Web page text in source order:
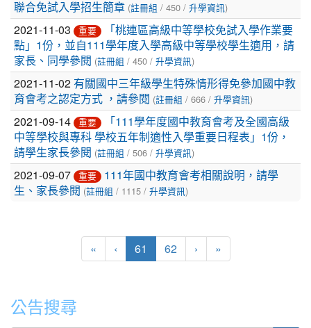
聯合免試入學招生簡章 (註冊組 / 450 / 升學資訊)
2021-11-03 重要
「桃連區高級中等學校免試入學作業要
點」1份，並自111學年度入學高級中等學校學生適用，請
家長、同學參閱 (註冊組 / 450 / 升學資訊)
2021-11-02 有關國中三年級學生特殊情形得免參加國中教
育會考之認定方式 ，請參閱 (註冊組 / 666 / 升學資訊)
2021-09-14 重要
「111學年度國中教育會考及全國高級
中等學校與專科 學校五年制適性入學重要日程表」1份，
請學生家長參閱 (註冊組 / 506 / 升學資訊)
2021-09-07 重要
111年國中教育會考相關說明，請學
生、家長參閱 (註冊組 / 1115 / 升學資訊)
« ‹ 61 (current)
62 › »
公告搜尋